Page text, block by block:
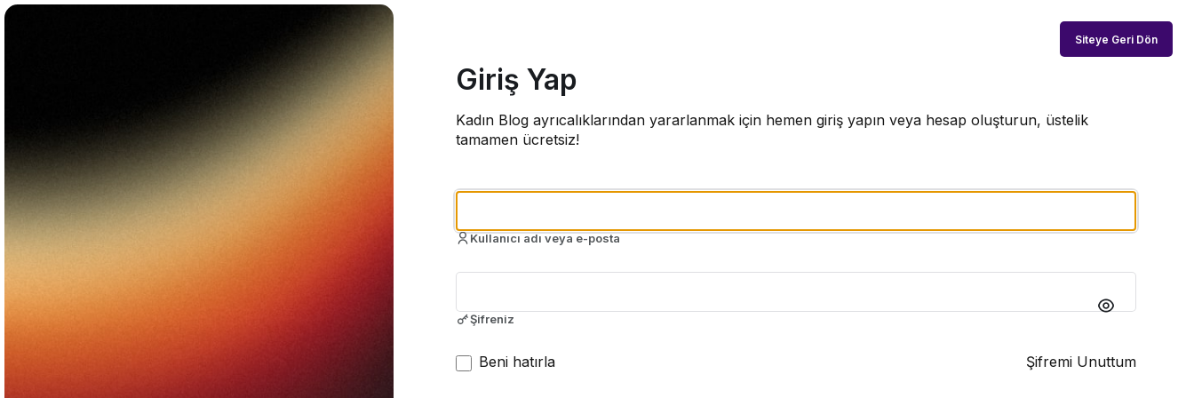
Siteye Geri Dön
Giriş Yap
Kadın Blog ayrıcalıklarından yararlanmak için hemen giriş yapın veya hesap oluşturun, üstelik
tamamen ücretsiz!
Kullanıcı adı veya e-posta
Şifreniz
Beni hatırla Şifremi Unuttum